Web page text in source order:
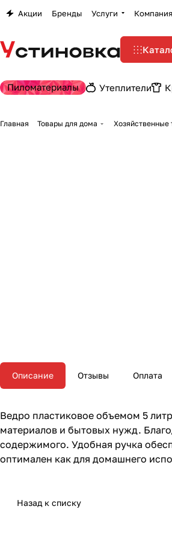
Акции Бренды Услуги Компания
Пиломатериалы Утеплители
Главная Товары для дома Хозяйственные
Описание Отзывы Оплата
Ведро пластиковое объемом 5
материалов и бытовых нужд.
содержимого. Удобная ручка
оптимален как для домашнего
Назад к списку